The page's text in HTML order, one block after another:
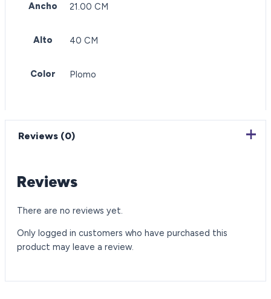
Ancho 21.00 CM
Alto 40 CM
Color Plomo
Reviews (0)
Reviews
There are no reviews yet.
Only logged in customers who have purchased this
product may leave a review.